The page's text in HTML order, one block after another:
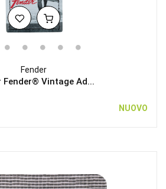
Fender
Fender® Vintage Ad...
NUOVO